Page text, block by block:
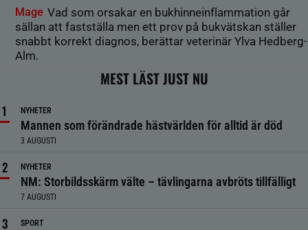
Mage Vad som orsakar en bukhinneinflammation går
sällan att fastställa men ett prov på bukvätskan ställer
snabbt korrekt diagnos, berättar veterinär Ylva Hedberg-
Alm.
MEST LÄST JUST NU
NYHETER
Mannen som förändrade hästvärlden för alltid är död
3 AUGUSTI
NYHETER
NM: Storbildsskärm välte – tävlingarna avbröts tillfälligt
7 AUGUSTI
SPORT